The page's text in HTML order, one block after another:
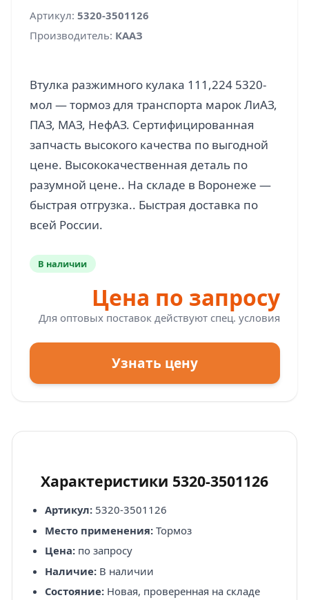
Артикул: 5320-3501126
Производитель: КААЗ
Втулка разжимного кулака 111,224 5320-
мол — тормоз для транспорта марок ЛиАЗ,
ПАЗ, МАЗ, НефАЗ. Сертифицированная
запчасть высокого качества по выгодной
цене. Высококачественная деталь по
разумной цене.. На складе в Воронеже —
быстрая отгрузка.. Быстрая доставка по
В наличии
Цена по запросу
Для оптовых поставок действуют спец. условия
Узнать цену
Характеристики 5320-3501126
Артикул:5320-3501126
Место применения:Тормоз
Цена:по запросу
Наличие:В наличии
Состояние:Новая, проверенная на складе